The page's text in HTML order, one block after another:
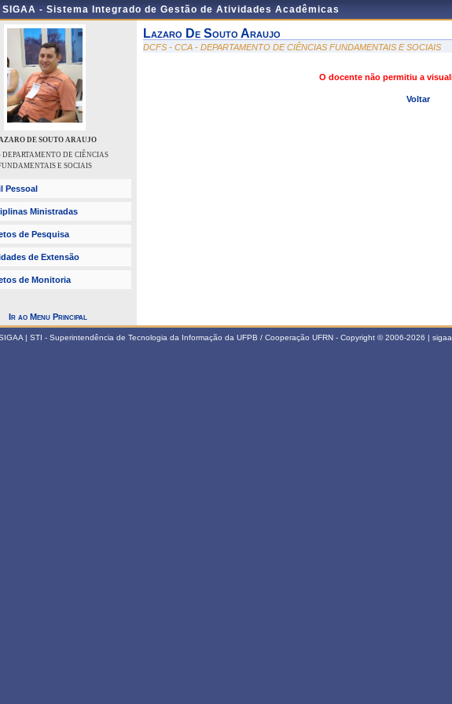
SIGAA - Sistema Integrado de Gestão de Atividades Acadêmicas
DE SOUTO ARAUJO
DEPARTAMENTO DE CIÊNCIAS
E SOCIAIS
Pessoal
Ministradas
de Pesquisa
de Extensão
de Monitoria
Ir ao Menu Principal
Lazaro De Souto Araujo
DCFS - CCA - DEPARTAMENTO DE CIÊNCIAS FUNDAMENTAIS E SOCIAIS
O docente não permitiu a
Voltar
| STI - Superintendência de Tecnologia da Informação da UFPB / Cooperação UFRN - Copyright © 2006-2026 |